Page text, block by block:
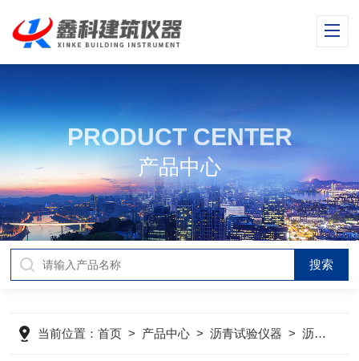
PRODUCT CENTER
产品中心
当前位置：首页 > 产品中心 >沥青试验仪器 >沥青路面横断面尺